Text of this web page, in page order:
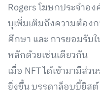
Rogers โฆษกประจำอ
บุเพิ่มเติมถึงความต้องก
ศึกษา และ การยอมรับ
หลักด้วยเช่นเดียวกัน
เมื่อ NFT ได้เข้ามามีส่
ยิ่งขึ้น บรรดาล็อบบี้ยิส